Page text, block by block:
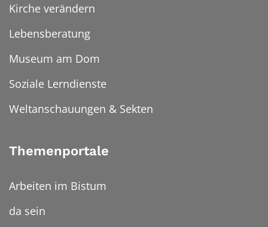
Kirche verändern
Lebensberatung
Museum am Dom
Soziale Lerndienste
Weltanschauungen & Sekten
Themenportale
Arbeiten im Bistum
da sein